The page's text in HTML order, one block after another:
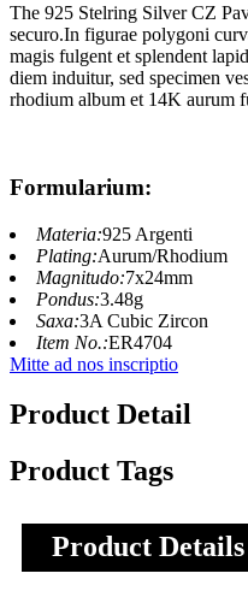
The 925 Stelring Silver CZ
securo.In figurae polygoni
magis fulgent et splendent
diem induitur, sed specimen
rhodium album et 14K aurum
Formularium:
Materia:925 Argenti
Plating:Aurum/Rhodium
Magnitudo:7x24mm
Pondus:3.48g
Saxa:3A Cubic Zircon
Item No.:ER4704
Mitte ad nos inscriptio
Product Detail
Product Tags
Product Details